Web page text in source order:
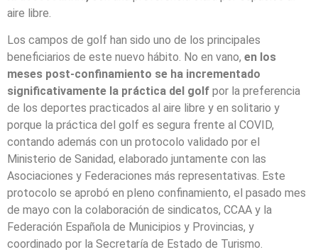
aire libre.
Los campos de golf han sido uno de los principales
beneficiarios de este nuevo hábito. No en vano, en los
meses post-confinamiento se ha incrementado
significativamente la práctica del golf por la preferencia
de los deportes practicados al aire libre y en solitario y
porque la práctica del golf es segura frente al COVID,
contando además con un protocolo validado por el
Ministerio de Sanidad, elaborado juntamente con las
Asociaciones y Federaciones más representativas. Este
protocolo se aprobó en pleno confinamiento, el pasado mes
de mayo con la colaboración de sindicatos, CCAA y la
Federación Española de Municipios y Provincias, y
coordinado por la Secretaría de Estado de Turismo.